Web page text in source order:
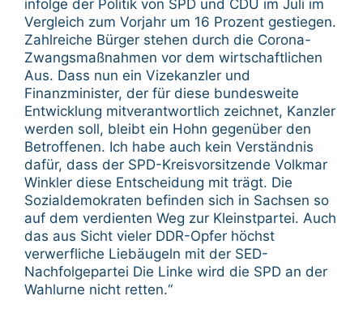
infolge der Politik von SPD und CDU im Juli im
Vergleich zum Vorjahr um 16 Prozent gestiegen.
Zahlreiche Bürger stehen durch die Corona-
Zwangsmaßnahmen vor dem wirtschaftlichen
Aus. Dass nun ein Vizekanzler und
Finanzminister, der für diese bundesweite
Entwicklung mitverantwortlich zeichnet, Kanzler
werden soll, bleibt ein Hohn gegenüber den
Betroffenen. Ich habe auch kein Verständnis
dafür, dass der SPD-Kreisvorsitzende Volkmar
Winkler diese Entscheidung mit trägt. Die
Sozialdemokraten befinden sich in Sachsen so
auf dem verdienten Weg zur Kleinstpartei. Auch
das aus Sicht vieler DDR-Opfer höchst
verwerfliche Liebäugeln mit der SED-
Nachfolgepartei Die Linke wird die SPD an der
Wahlurne nicht retten.“